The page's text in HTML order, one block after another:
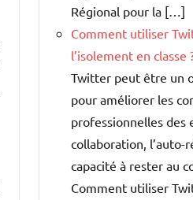
Régional pour la […]
Comment utiliser
l’isolement en classe
Twitter peut être un
pour améliorer les
professionnelles des
collaboration, l’auto-
capacité à rester au
Comment utiliser